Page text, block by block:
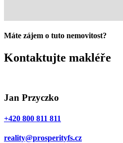
Máte zájem o tuto nemovitost?
Kontaktujte makléře
Jan Przyczko
+420 800 811 811
reality@prosperityfs.cz